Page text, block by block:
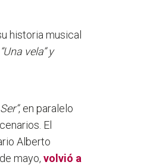
historia musical
vela” y
, en paralelo
El
Alberto
mayo, volvió a